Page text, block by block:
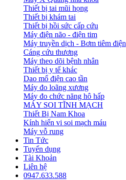
Thiết bị tai mũi họng
Thiết bị khám tai
Thiết bị hồi sức cấp cứu
Máy điện não - điện tim
Máy truyền dịch - Bơm tiêm điện
Cáng cứu thương
Máy theo dõi bệnh nhân
Thiết bị y tế khác
Dao mổ điện cao tần
Máy đo loãng xương
Máy đo chức năng hô hấp
MÁY SOI TĨNH MẠCH
Thiết Bị Nam Khoa
Kính hiển vi soi mạch máu
Máy vỗ rung
Tin Tức
Tuyển dụng
Tài Khoản
Liên hệ
0947.633.588